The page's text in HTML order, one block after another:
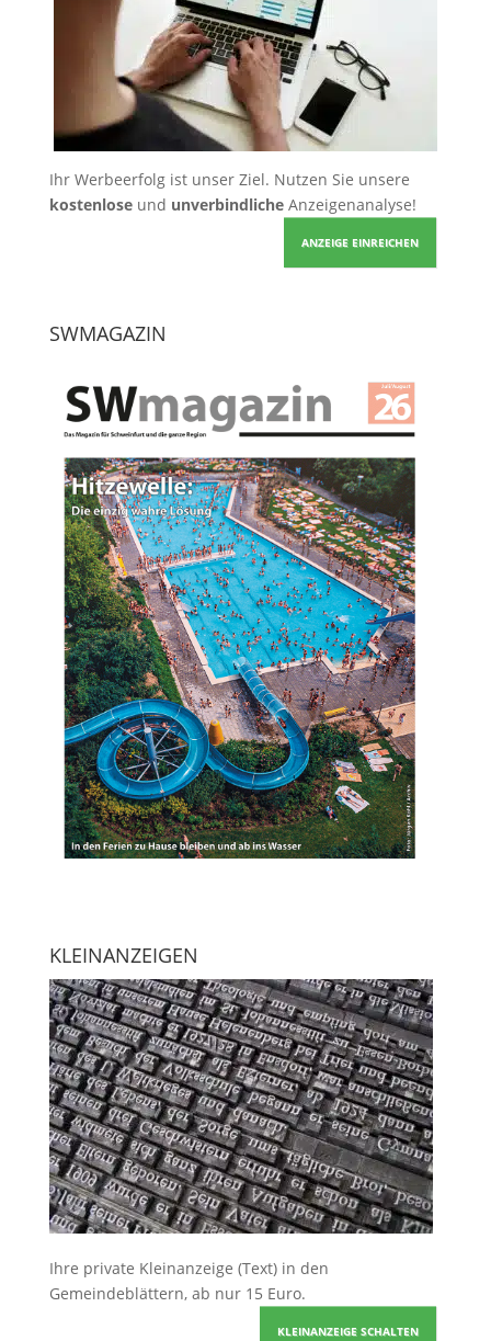
Ihr Werbeerfolg ist unser Ziel. Nutzen Sie unsere
kostenloseund unverbindlicheAnzeigenanalyse!
ANZEIGE EINREICHEN
SWMAGAZIN
KLEINANZEIGEN
Ihre private Kleinanzeige (Text) in den
Gemeindeblättern, ab nur 15 Euro.
KLEINANZEIGE SCHALTEN